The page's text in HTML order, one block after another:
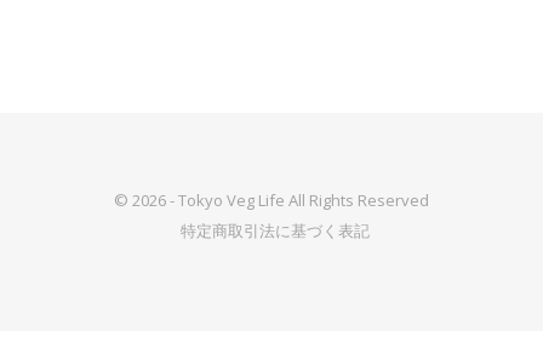
© 2026 - Tokyo Veg Life All Rights Reserved
特定商取引法に基づく表記